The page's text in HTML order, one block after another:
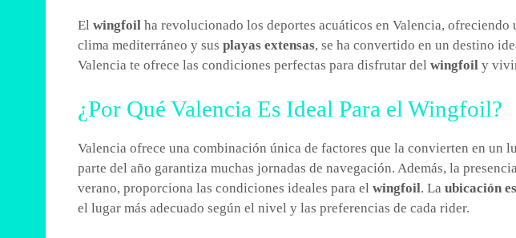
El wingfoil ha revolucionado los deportes acuáticos en Valencia,
clima mediterráneo y sus playas extensas, se ha convertido en un destino
Valencia te ofrece las condiciones perfectas para disfrutar del wingfoil y
¿Por Qué Valencia Es Ideal Para el Wingfoil?
Valencia ofrece una combinación única de factores que la convierten en un
parte del año garantiza muchas jornadas de navegación. Además, la
verano, proporciona las condiciones ideales para el wingfoil. La ubicación
el lugar más adecuado según el nivel y las preferencias de cada rider.